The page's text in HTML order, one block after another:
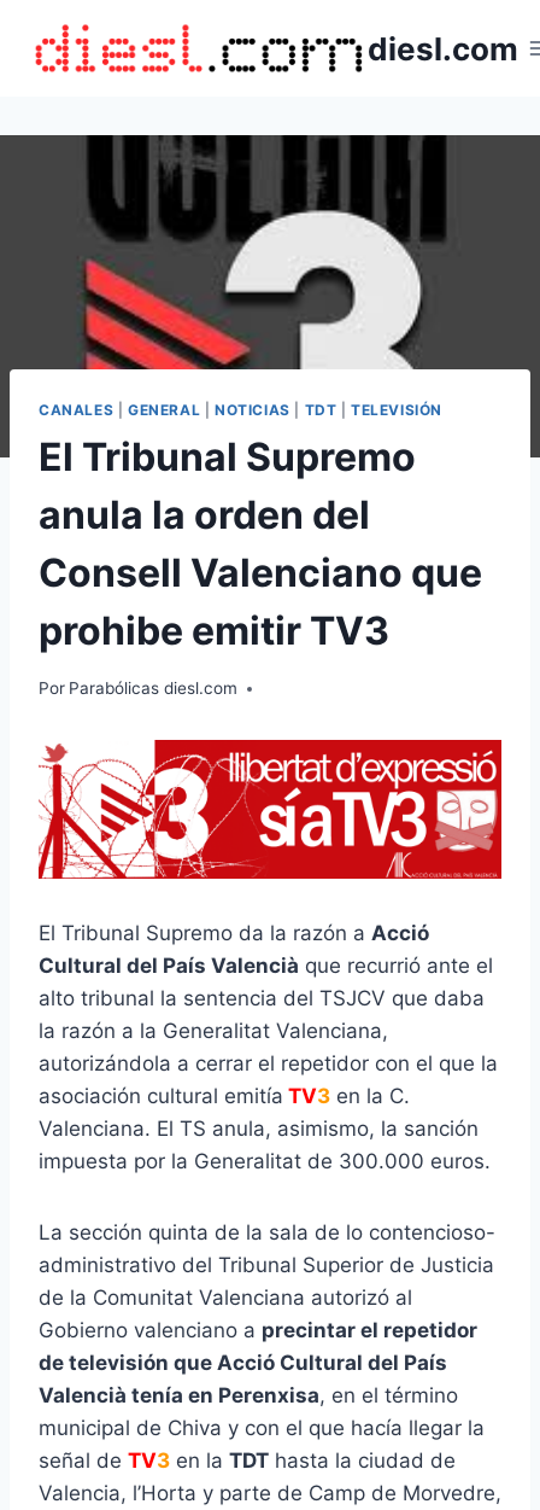
contenido
diesl.com
CANALES GENERAL NOTICIAS TDT |TELEVISIÓN
El Tribunal Supremo
anula la orden del
Consell Valenciano que
prohibe emitir TV3
Por Parabólicas diesl.com
El Tribunal Supremo da la razón a Acció
Cultural del País Valencià que recurrió ante el
alto tribunal la sentencia del TSJCV que daba
la razón a la Generalitat Valenciana,
autorizándola a cerrar el repetidor con el que la
asociación cultural emitía TV3 en la C.
Valenciana. El TS anula, asimismo, la sanción
impuesta por la Generalitat de 300.000 euros.
La sección quinta de la sala de lo contencioso-
administrativo del Tribunal Superior de Justicia
de la Comunitat Valenciana autorizó al
Gobierno valenciano a precintar el repetidor
de televisión que Acció Cultural del País
Valencià tenía en Perenxisa, en el término
municipal de Chiva y con el que hacía llegar la
señal de TV3 en la TDT hasta la ciudad de
Valencia, l’Horta y parte de Camp de Morvedre,